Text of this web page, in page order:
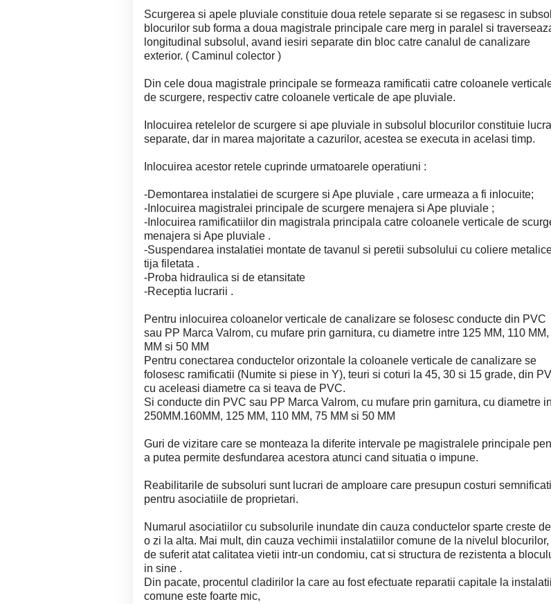
Scurgerea si apele pluviale constituie doua retele separate si se regasesc in
blocurilor sub forma a doua magistrale principale care merg in paralel si
longitudinal subsolul, avand iesiri separate din bloc catre canalul de canalizare
exterior. ( Caminul colector )
Din cele doua magistrale principale se formeaza ramificatii catre coloanele
de scurgere, respectiv catre coloanele verticale de ape pluviale.
Inlocuirea retelelor de scurgere si ape pluviale in subsolul blocurilor constituie
separate, dar in marea majoritate a cazurilor, acestea se executa in acelasi timp.
Inlocuirea acestor retele cuprinde urmatoarele operatiuni :
-Demontarea instalatiei de scurgere si Ape pluviale , care urmeaza a fi inlocuite;
-Inlocuirea magistralei principale de scurgere menajera si Ape pluviale ;
-Inlocuirea ramificatiilor din magistrala principala catre coloanele verticale de
menajera si Ape pluviale .
-Suspendarea instalatiei montate de tavanul si peretii subsolului cu coliere
tija filetata .
-Proba hidraulica si de etansitate
-Receptia lucrarii .
Pentru inlocuirea coloanelor verticale de canalizare se folosesc conducte din PVC
sau PP Marca Valrom, cu mufare prin garnitura, cu diametre intre 125 MM, 110
MM si 50 MM
Pentru conectarea conductelor orizontale la coloanele verticale de canalizare se
folosesc ramificatii (Numite si piese in Y), teuri si coturi la 45, 30 si 15 grade, din
cu aceleasi diametre ca si teava de PVC.
Si conducte din PVC sau PP Marca Valrom, cu mufare prin garnitura, cu diametre
250MM.160MM, 125 MM, 110 MM, 75 MM si 50 MM
Guri de vizitare care se monteaza la diferite intervale pe magistralele principale
a putea permite desfundarea acestora atunci cand situatia o impune.
Reabilitarile de subsoluri sunt lucrari de amploare care presupun costuri
pentru asociatiile de proprietari.
Numarul asociatiilor cu subsolurile inundate din cauza conductelor sparte creste
o zi la alta. Mai mult, din cauza vechimii instalatiilor comune de la nivelul blocurilor,
de suferit atat calitatea vietii intr-un condomiu, cat si structura de rezistenta a
in sine .
Din pacate, procentul cladirilor la care au fost efectuate reparatii capitale la
comune este foarte mic,